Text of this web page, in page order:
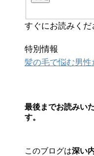
すぐにお読みくだ
特別情報
髪の毛で悩む男
最後までお読みい
す。
このブログは深い